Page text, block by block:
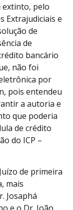
extinto, pelo
Extrajudiciais e
de
de
bancário
não foi
por
pois entendeu
a autoria e
que poderia
de crédito
do ICP –
de primeira
mais
Josaphá